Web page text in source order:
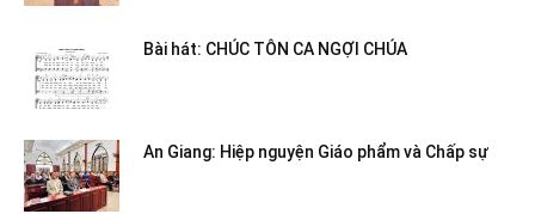
Bài hát: CHÚC TÔN CA NGỢI CHÚA
An Giang: Hiệp nguyện Giáo phẩm và Chấp sự